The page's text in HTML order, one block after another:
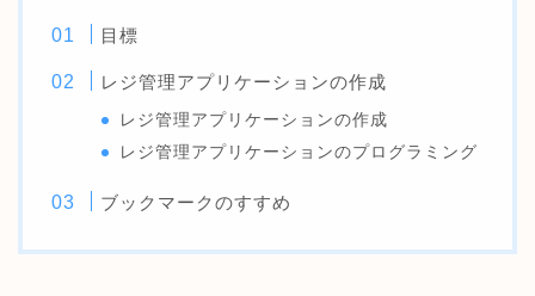
目標
レジ管理アプリケーションの作成
レジ管理アプリケーションの作成
レジ管理アプリケーションのプログラミング
ブックマークのすすめ